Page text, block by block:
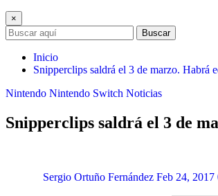
×
Buscar
Inicio
Snipperclips saldrá el 3 de marzo. Habrá
Nintendo Nintendo Switch Noticias
Snipperclips saldrá el 3 de
Sergio Ortuño Fernández Feb 24, 2017